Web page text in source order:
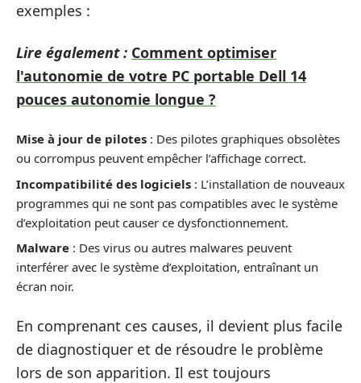
exemples :
Lire également : Comment optimiser
l'autonomie de votre PC portable Dell 14
pouces autonomie longue ?
Mise à jour de pilotes : Des pilotes graphiques obsolètes
ou corrompus peuvent empêcher l’affichage correct.
Incompatibilité des logiciels : L’installation de nouveaux
programmes qui ne sont pas compatibles avec le système
d’exploitation peut causer ce dysfonctionnement.
Malware : Des virus ou autres malwares peuvent
interférer avec le système d’exploitation, entraînant un
écran noir.
En comprenant ces causes, il devient plus facile
de diagnostiquer et de résoudre le problème
lors de son apparition. Il est toujours